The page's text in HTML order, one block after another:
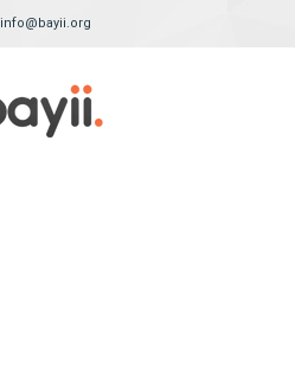
info@bayii.org